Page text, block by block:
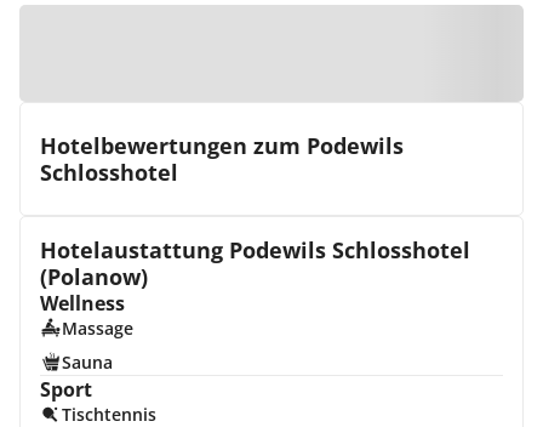
Hotelbewertungen zum Podewils
Schlosshotel
Hotelaustattung Podewils Schlosshotel
(Polanow)
Wellness
Massage
Sauna
Sport
Tischtennis